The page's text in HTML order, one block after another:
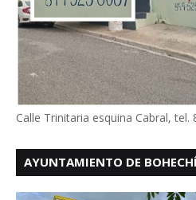
Calle Trinitaria esquina Cabral,
AYUNTAMIENTO DE